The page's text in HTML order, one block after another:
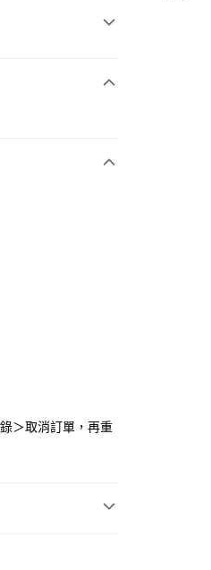
式。 讓您購物簡單
「AFTEE先享後
，可透過四大超商
＞取消訂單，再重